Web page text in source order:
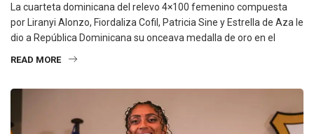
La cuarteta dominicana del relevo 4×100 femenino compuesta
por Liranyi Alonzo, Fiordaliza Cofil, Patricia Sine y Estrella de Aza le
dio a República Dominicana su onceava medalla de oro en el
READ MORE